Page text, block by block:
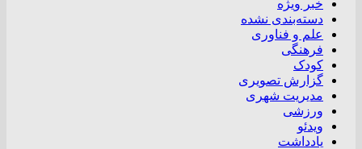
خبر ویژه
دسته‌بندی نشده
علم و فناوری
فرهنگی
کودک
گزارش تصویری
مدیریت شهری
ورزشی
ویدئو
یادداشت